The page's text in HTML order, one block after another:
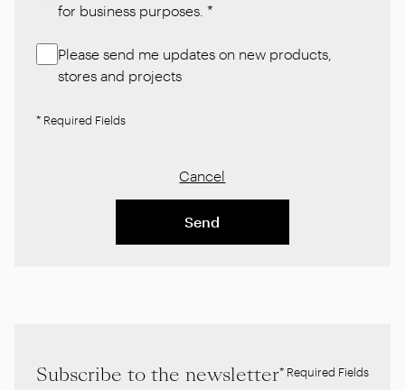
for business purposes. *
Please send me updates on new products,
stores and projects
* Required Fields
Cancel
Send
Subscribe to the newsletter* Required Fields